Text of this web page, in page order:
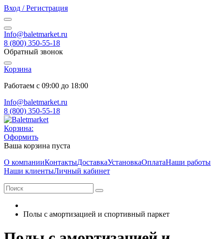
Вход / Регистрация
Info@baletmarket.ru
8 (800) 350-55-18
Обратный звонок
Корзина
Работаем с 09:00 до 18:00
Info@baletmarket.ru
8 (800) 350-55-18
Корзина:
Оформить
Ваша корзина пуста
О компанииКонтактыДоставкаУстановкаОплатаНаши работы
Наши клиентыЛичный кабинет
Полы с амортизацией и спортивный паркет